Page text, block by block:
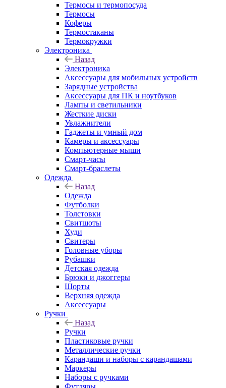
Термосы и термопосуда
Термосы
Коферы
Термостаканы
Термокружки
Электроника
Назад
Электроника
Аксессуары для мобильных устройств
Зарядные устройства
Аксессуары для ПК и ноутбуков
Лампы и светильники
Жесткие диски
Увлажнители
Гаджеты и умный дом
Камеры и аксессуары
Компьютерные мыши
Смарт-часы
Смарт-браслеты
Одежда
Назад
Одежда
Футболки
Толстовки
Свитшоты
Худи
Свитеры
Головные уборы
Рубашки
Детская одежда
Брюки и джоггеры
Шорты
Верхняя одежда
Аксессуары
Ручки
Назад
Ручки
Пластиковые ручки
Металлические ручки
Карандаши и наборы с карандашами
Маркеры
Наборы с ручками
Футляры